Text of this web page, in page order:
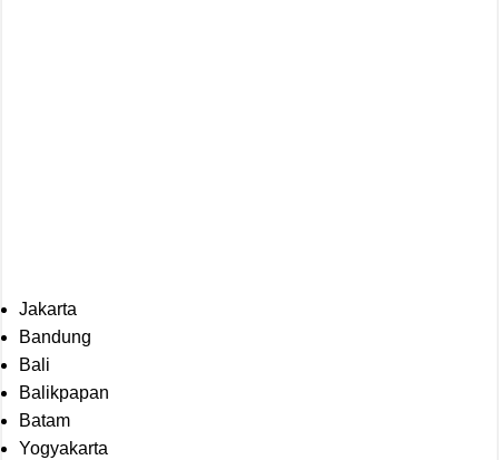
Jakarta
Bandung
Bali
Balikpapan
Batam
Yogyakarta